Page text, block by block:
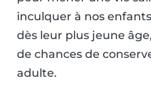
inculquer à nos
dès leur plus jeune
de chances de
adulte.